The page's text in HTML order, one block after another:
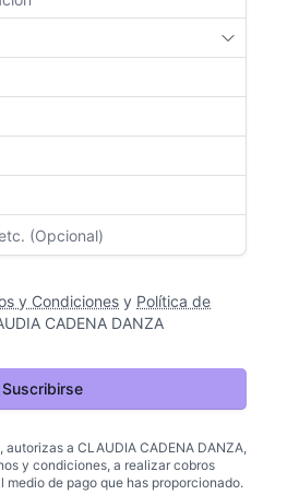
y Condiciones y Política de
CADENA DANZA
Suscribirse
autorizas a CLAUDIA CADENA DANZA,
y condiciones, a realizar cobros
de pago que has proporcionado.